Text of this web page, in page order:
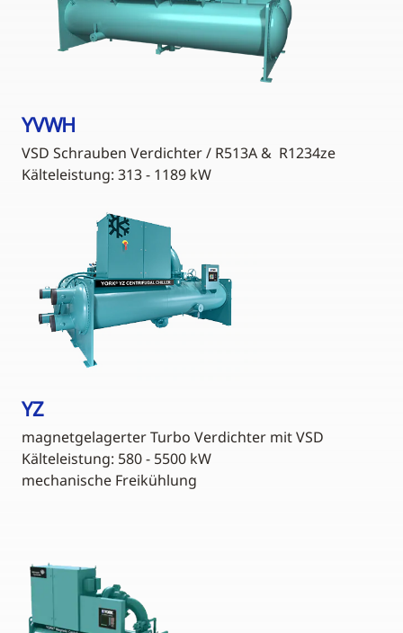
YVWH
VSD Schrauben Verdichter / R513A & R1234ze
Kälteleistung: 313 - 1189 kW
YZ
magnetgelagerter Turbo Verdichter mit VSD
Kälteleistung: 580 - 5500 kW
mechanische Freikühlung